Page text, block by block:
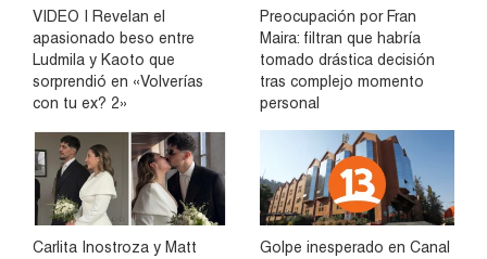
VIDEO | Revelan el
apasionado beso entre
Ludmila y Kaoto que
sorprendió en «Volverías
con tu ex? 2»
Preocupación por Fran
Maira: filtran que habría
tomado drástica decisión
tras complejo momento
personal
Carlita Inostroza y Matt
Golpe inesperado en Canal